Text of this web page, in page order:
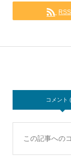
RSS
コメント
この記事への